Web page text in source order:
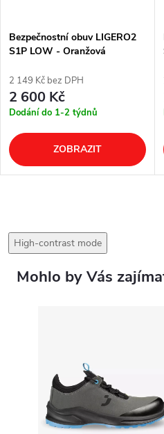
Bezpečnostní obuv LIGERO2
S1P LOW - Oranžová
2 149 Kč bez DPH
2 600 Kč
Dodání do 1-2 týdnů
ZOBRAZIT
High-contrast mode
Mohlo by Vás